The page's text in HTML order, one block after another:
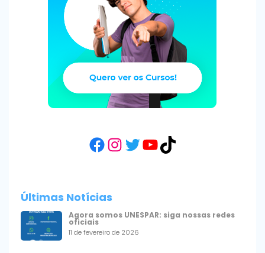
Facebook
Instagram
Twitter
YouTube
TikTok
Últimas Notícias
Agora somos UNESPAR: siga nossas redes
oficiais
11 de fevereiro de 2026